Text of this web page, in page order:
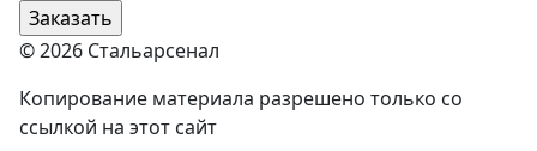
© 2026 Стальарсенал
Копирование материала разрешено только со
ссылкой на этот сайт